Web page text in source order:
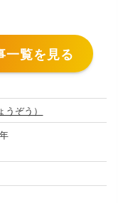
一覧を見る
ぞう）